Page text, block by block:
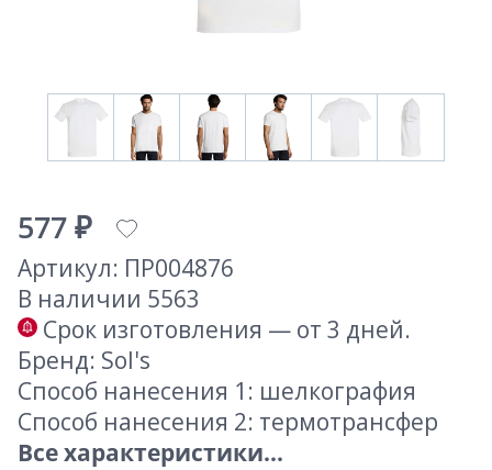
577 ₽
Артикул: ПР004876
В наличии 5563
Срок изготовления — от 3 дней.
Бренд: Sol's
Способ нанесения 1: шелкография
Способ нанесения 2: термотрансфер
Все характеристики...